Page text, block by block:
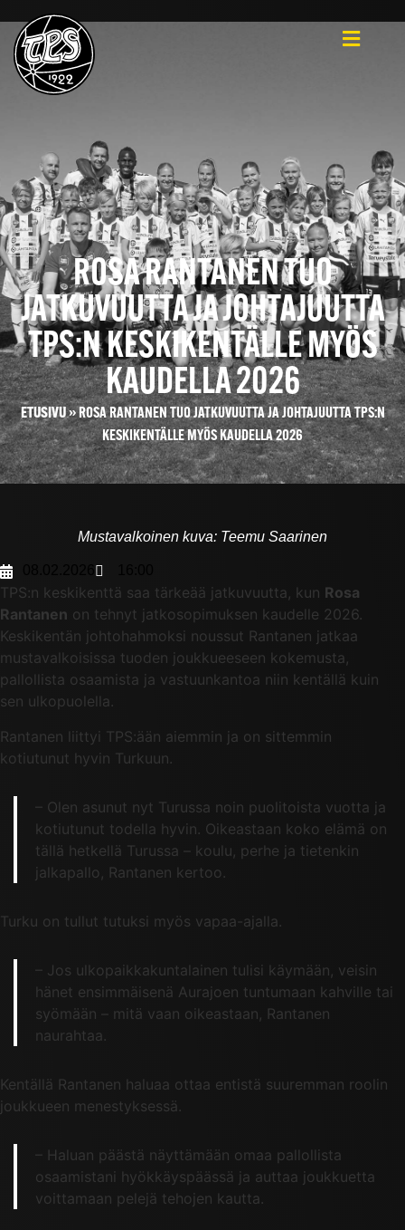
ROSA RANTANEN TUO
JATKUVUUTTA JA JOHTAJUUTTA
TPS:N KESKIKENTÄLLE MYÖS
KAUDELLA 2026
ETUSIVU»ROSA RANTANEN TUO JATKUVUUTTA JA JOHTAJUUTTA TPS:N
KESKIKENTÄLLE MYÖS KAUDELLA 2026
Mustavalkoinen kuva: Teemu Saarinen
TPS:n keskikenttä saa tärkeää jatkuvuutta, kun Rosa
Rantanen on tehnyt jatkosopimuksen kaudelle 2026.
Keskikentän johtohahmoksi noussut Rantanen jatkaa
mustavalkoisissa tuoden joukkueeseen kokemusta,
pallollista osaamista ja vastuunkantoa niin kentällä kuin
sen ulkopuolella.
Rantanen liittyi TPS:ään aiemmin ja on sittemmin
kotiutunut hyvin Turkuun.
– Olen asunut nyt Turussa noin puolitoista vuotta ja
kotiutunut todella hyvin. Oikeastaan koko elämä on
tällä hetkellä Turussa – koulu, perhe ja tietenkin
jalkapallo, Rantanen kertoo.
Turku on tullut tutuksi myös vapaa-ajalla.
– Jos ulkopaikkakuntalainen tulisi käymään, veisin
hänet ensimmäisenä Aurajoen tuntumaan kahville tai
syömään – mitä vaan oikeastaan, Rantanen
naurahtaa.
Kentällä Rantanen haluaa ottaa entistä suuremman roolin
joukkueen menestyksessä.
– Haluan päästä näyttämään omaa pallollista
osaamistani hyökkäyspäässä ja auttaa joukkuetta
voittamaan pelejä tehojen kautta.